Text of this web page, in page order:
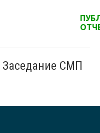
Заседание СМП